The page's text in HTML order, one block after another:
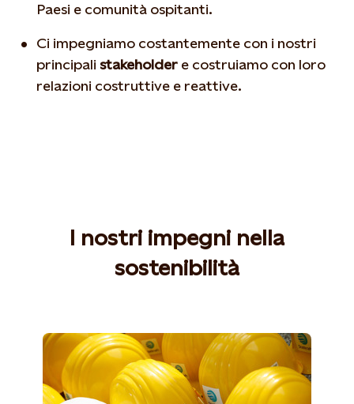
Paesi e comunità ospitanti.
Ci impegniamo costantemente con i nostri
principali stakeholder e costruiamo con loro
relazioni costruttive e reattive.
I nostri impegni nella
sostenibilità